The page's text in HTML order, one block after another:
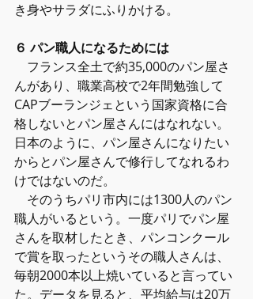
き身やサラダにふりかける。
６ パン職人になるためには
フランス全土で約35,000のパン屋さ
んがあり、職業高校で2年間勉強して
CAPブーランジェという国家資格に合
格しないとパン屋さんにはなれない。
日本のように、パン屋さんになりたい
からとパン屋さんで修行してなれるわ
けではないのだ。
そのうちパリ市内には1300人のパン
職人がいるという。一度パリでパン屋
さんを取材したとき、パンコンクール
で賞を取ったというその職人さんは、
毎朝2000本以上焼いていると言ってい
た。データを見ると、平均給与は20万